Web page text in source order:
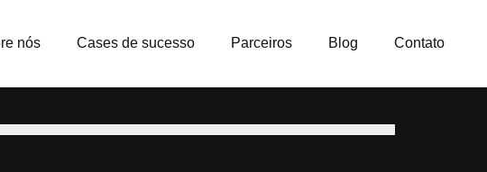
nós Cases de sucesso Parceiros Blog Contato